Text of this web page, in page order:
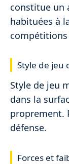
constitue un
habituées à
Style de jeu
Style de jeu
dans la
proprement.
défense.
Forces et